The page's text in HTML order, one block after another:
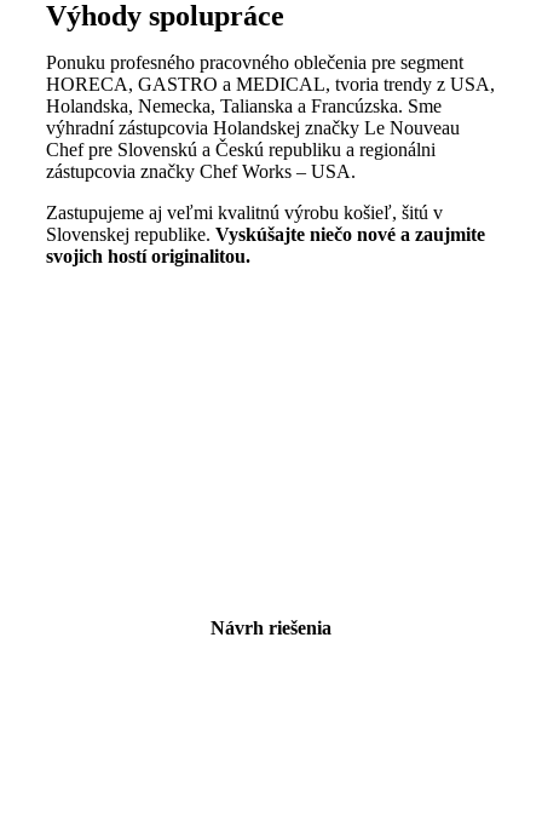
Výhody spolupráce
Ponuku profesného pracovného oblečenia pre segment
HORECA, GASTRO a MEDICAL, tvoria trendy z USA,
Holandska, Nemecka, Talianska a Francúzska. Sme
výhradní zástupcovia Holandskej značky Le Nouveau
Chef pre Slovenskú a Českú republiku a regionálni
zástupcovia značky Chef Works – USA.
Zastupujeme aj veľmi kvalitnú výrobu košieľ, šitú v
Slovenskej republike. Vyskúšajte niečo nové a zaujmite
svojich hostí originalitou.
Návrh riešenia